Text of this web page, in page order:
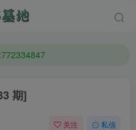
搜索
期]
关注 私信